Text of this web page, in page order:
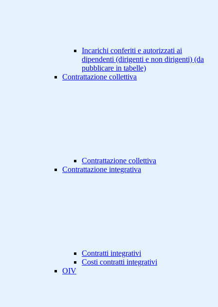
Incarichi conferiti e autorizzati ai
dipendenti (dirigenti e non dirigenti) (da
pubblicare in tabelle)
Contrattazione collettiva
Contrattazione collettiva
Contrattazione integrativa
Contratti integrativi
Costi contratti integrativi
OIV